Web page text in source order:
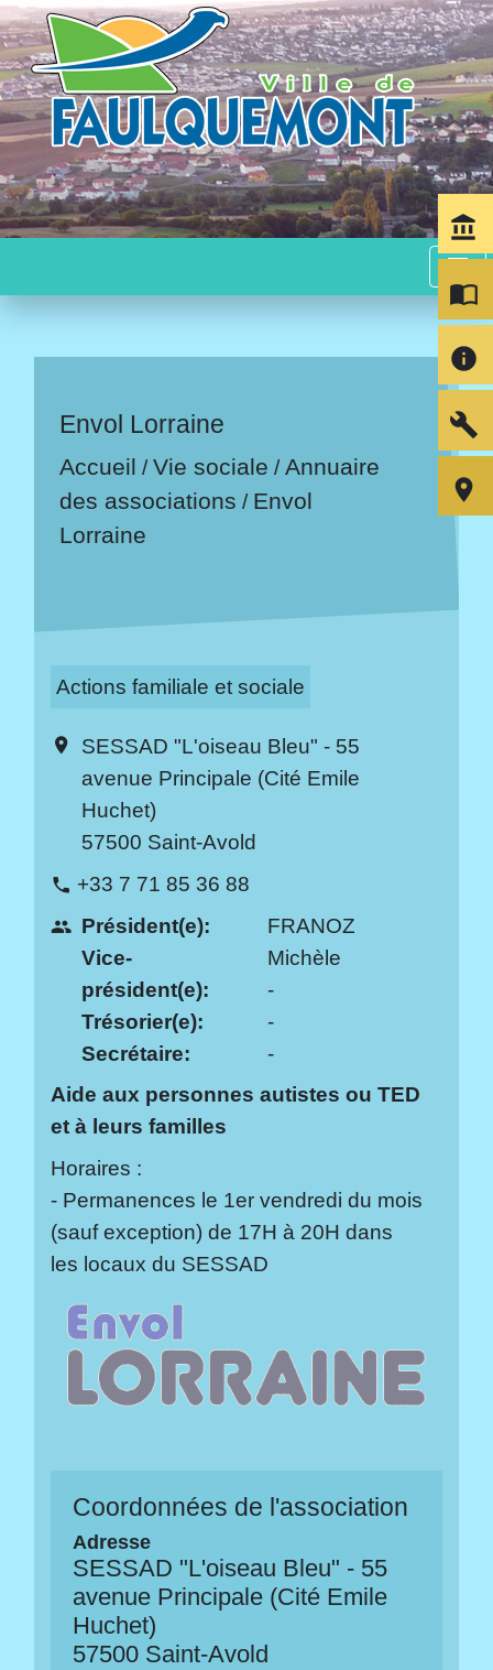
menu
Envol Lorraine
Accueil /Vie sociale /Annuaire
des associations / Envol
Lorraine
Actions familiale et sociale
location_on
SESSAD "L'oiseau Bleu" - 55
avenue Principale (Cité Emile
Huchet)
57500 Saint-Avold
phone +33 7 71 85 36 88
people Président(e):
Vice-
président(e):
Trésorier(e):
Secrétaire:
FRANOZ
Michèle
-
-
-
Aide aux personnes autistes ou TED
et à leurs familles
Horaires :
- Permanences le 1er vendredi du mois
(sauf exception) de 17H à 20H dans
les locaux du SESSAD
Coordonnées de l'association
Adresse
SESSAD "L'oiseau Bleu" - 55
avenue Principale (Cité Emile
Huchet)
57500 Saint-Avold
account_balance
import_contacts
info
build
room